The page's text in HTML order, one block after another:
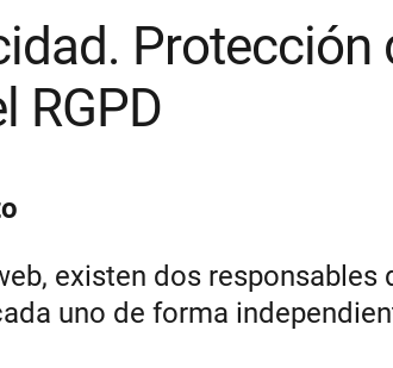
Protección
RGPD
existen dos
uno de forma